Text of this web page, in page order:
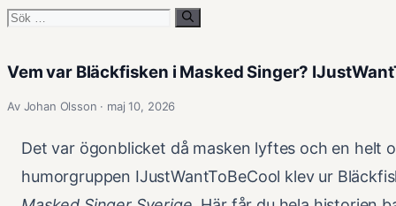
Sök
Vem var Bläckfisken i Masked Singer?
Av Johan Olsson · maj 10, 2026
Det var ögonblicket då masken lyftes och en helt
humorgruppen IJustWantToBeCool klev ur